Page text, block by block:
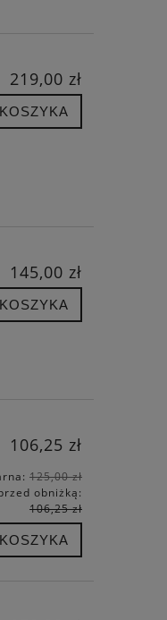
219,00 zł
145,00 zł
106,25 zł
125,00 zł
obniżką:
106,25 zł